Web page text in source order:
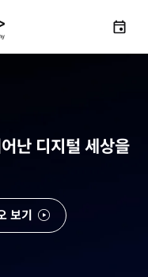
난 디지털 세상을
보기